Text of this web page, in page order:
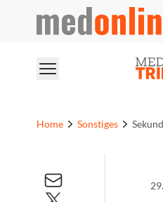
medonline
Home Sonstiges